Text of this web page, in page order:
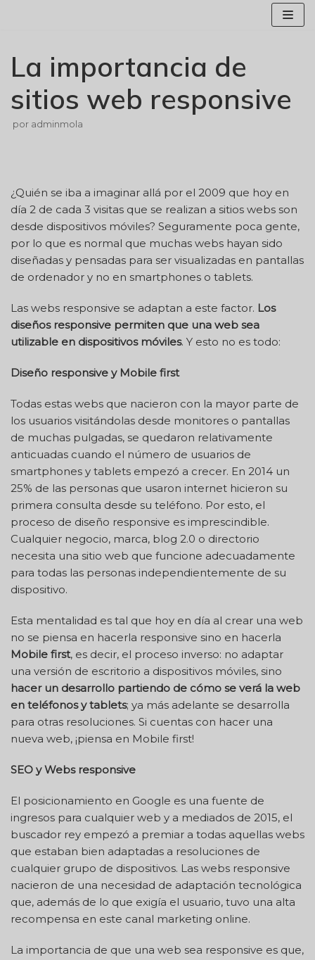
La importancia de
sitios web responsive
por adminmola
¿Quién se iba a imaginar allá por el 2009 que hoy en
día 2 de cada 3 visitas que se realizan a sitios webs son
desde dispositivos móviles? Seguramente poca gente,
por lo que es normal que muchas webs hayan sido
diseñadas y pensadas para ser visualizadas en pantallas
de ordenador y no en smartphones o tablets.
Las webs responsive se adaptan a este factor. Los
diseños responsive permiten que una web sea
utilizable en dispositivos móviles. Y esto no es todo:
Diseño responsive y Mobile first
Todas estas webs que nacieron con la mayor parte de
los usuarios visitándolas desde monitores o pantallas
de muchas pulgadas, se quedaron relativamente
anticuadas cuando el número de usuarios de
smartphones y tablets empezó a crecer. En 2014 un
25% de las personas que usaron internet hicieron su
primera consulta desde su teléfono. Por esto, el
proceso de diseño responsive es imprescindible.
Cualquier negocio, marca, blog 2.0 o directorio
necesita una sitio web que funcione adecuadamente
para todas las personas independientemente de su
dispositivo.
Esta mentalidad es tal que hoy en día al crear una web
no se piensa en hacerla responsive sino en hacerla
Mobile first, es decir, el proceso inverso: no adaptar
una versión de escritorio a dispositivos móviles, sino
hacer un desarrollo partiendo de cómo se verá la web
en teléfonos y tablets; ya más adelante se desarrolla
para otras resoluciones. Si cuentas con hacer una
nueva web, ¡piensa en Mobile first!
SEO y Webs responsive
El posicionamiento en Google es una fuente de
ingresos para cualquier web y a mediados de 2015, el
buscador rey empezó a premiar a todas aquellas webs
que estaban bien adaptadas a resoluciones de
cualquier grupo de dispositivos. Las webs responsive
nacieron de una necesidad de adaptación tecnológica
que, además de lo que exigía el usuario, tuvo una alta
recompensa en este canal marketing online.
La importancia de que una web sea responsive es que,